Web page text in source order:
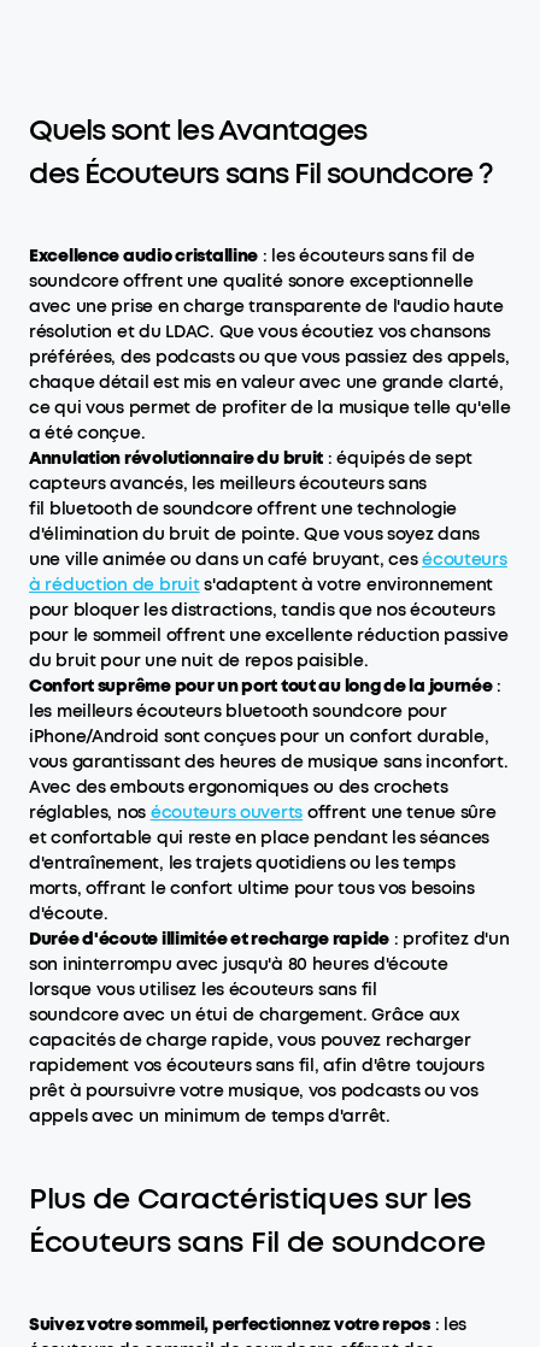
Quels sont les Avantages
des Écouteurs sans Fil soundcore ?
Excellence audio cristalline : les écouteurs sans fil de
soundcore offrent une qualité sonore exceptionnelle
avec une prise en charge transparente de l'audio haute
résolution et du LDAC. Que vous écoutiez vos chansons
préférées, des podcasts ou que vous passiez des appels,
chaque détail est mis en valeur avec une grande clarté,
ce qui vous permet de profiter de la musique telle qu'elle
a été conçue.
Annulation révolutionnaire du bruit : équipés de sept
capteurs avancés, les meilleurs écouteurs sans
fil bluetooth de soundcore offrent une technologie
d'élimination du bruit de pointe. Que vous soyez dans
une ville animée ou dans un café bruyant, cesécouteurs
à réduction de bruits'adaptent à votre environnement
pour bloquer les distractions, tandis que nos écouteurs
pour le sommeil offrent une excellente réduction passive
du bruit pour une nuit de repos paisible.
Confort suprême pour un port tout au long de la journée:
les meilleurs écouteurs bluetooth soundcore pour
iPhone/Android sont conçues pour un confort durable,
vous garantissant des heures de musique sans inconfort.
Avec des embouts ergonomiques ou des crochets
réglables, nos écouteurs ouverts offrent une tenue sûre
et confortable qui reste en place pendant les séances
d'entraînement, les trajets quotidiens ou les temps
morts, offrant le confort ultime pour tous vos besoins
d'écoute.
Durée d'écoute illimitée et recharge rapide: profitez d'un
son ininterrompu avec jusqu'à 80 heures d'écoute
lorsque vous utilisez les écouteurs sans fil
soundcore avec un étui de chargement. Grâce aux
capacités de charge rapide, vous pouvez recharger
rapidement vos écouteurs sans fil, afin d'être toujours
prêt à poursuivre votre musique, vos podcasts ou vos
appels avec un minimum de temps d'arrêt.
Plus de Caractéristiques sur les
Écouteurs sans Fil de soundcore
Suivez votre sommeil, perfectionnez votre repos: les